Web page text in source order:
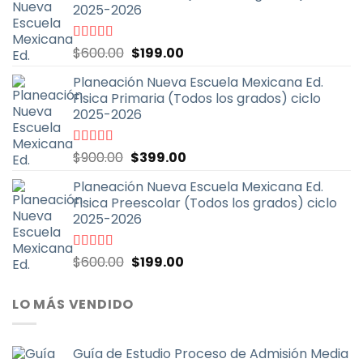
en
la
página
producto
2025-2026
Valorado
con
5
$600.00 El
original
era:
$600.00.
$199.00El
actual
es:
Planeación Nueva Escuela Mexicana Ed.
Fisica Primaria (Todos los grados) ciclo
2025-2026
Valorado
con
5
$900.00 El
original
era:
$900.00.
$399.00El
actual
es:
Planeación Nueva Escuela Mexicana Ed.
Fisica Preescolar (Todos los grados) ciclo
2025-2026
Valorado
con
$600.00 El
original
era:
$199.00El
LO MÁS VENDIDO
Guía de Estudio Proceso de Admisión Media